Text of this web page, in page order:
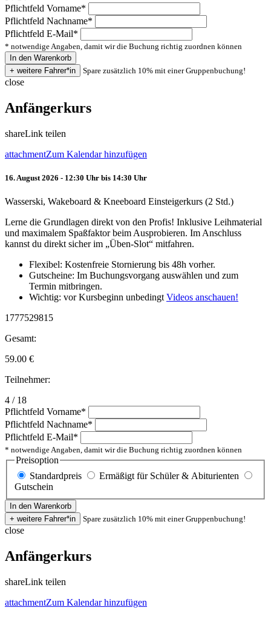
Pflichtfeld Vorname*
Pflichtfeld Nachname*
Pflichtfeld E-Mail*
* notwendige Angaben, damit wir die Buchung richtig zuordnen können
Spare zusätzlich 10% mit einer Gruppenbuchung!
close
Anfängerkurs
shareLink teilen
attachmentZum Kalendar hinzufügen
16. August 2026 - 12:30 Uhr bis 14:30 Uhr
Wasserski, Wakeboard & Kneeboard Einsteigerkurs (2 Std.)
Lerne die Grundlagen direkt von den Profis! Inklusive Leihmaterial
und maximalem Spaßfaktor beim Ausprobieren. Im Anschluss
kannst du direkt sicher im „Üben-Slot“ mitfahren.
Flexibel: Kostenfreie Stornierung bis 48h vorher.
Gutscheine: Im Buchungsvorgang auswählen und zum
Termin mitbringen.
Wichtig: vor Kursbeginn unbedingt Videos anschauen!
1777529815
Gesamt:
59.00 €
Teilnehmer:
4 / 18
Pflichtfeld Vorname*
Pflichtfeld Nachname*
Pflichtfeld E-Mail*
* notwendige Angaben, damit wir die Buchung richtig zuordnen können
Preisoption
Standardpreis
Ermäßigt für Schüler & Abiturienten
Gutschein
Spare zusätzlich 10% mit einer Gruppenbuchung!
close
Anfängerkurs
shareLink teilen
attachmentZum Kalendar hinzufügen